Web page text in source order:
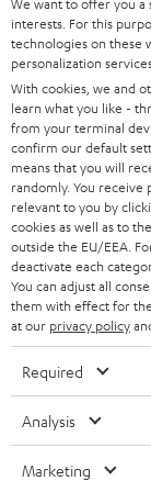
l
d
u
n
g
HEIMKINO-
SOUNDBARS
STEREO
SMART HOME
BLUETOOTH-
KOPFHÖRER
BLUETOOTH-
STEREOANLAGEN
LAUTSPRECHER
SUPPORT
KARRIERE
PRESSE &
NEWSLETTER
STORES
DEINE VORTEILE
TEUFEL STORY
Teufel
ÖSTERREICH
SCHWEIZ
NIEDERLANDE
BELGIEN
FRANKREICH
interests. For this
technologies on these
personalization
With cookies, we and
learn what you like -
from your terminal
confirm our default
means that you will
randomly. You receive
relevant to you by
cookies as well as to
outside the EU/EEA.
deactivate each
You can adjust all
them with effect for
at our privacy policy
Required
Analysis
Marketing